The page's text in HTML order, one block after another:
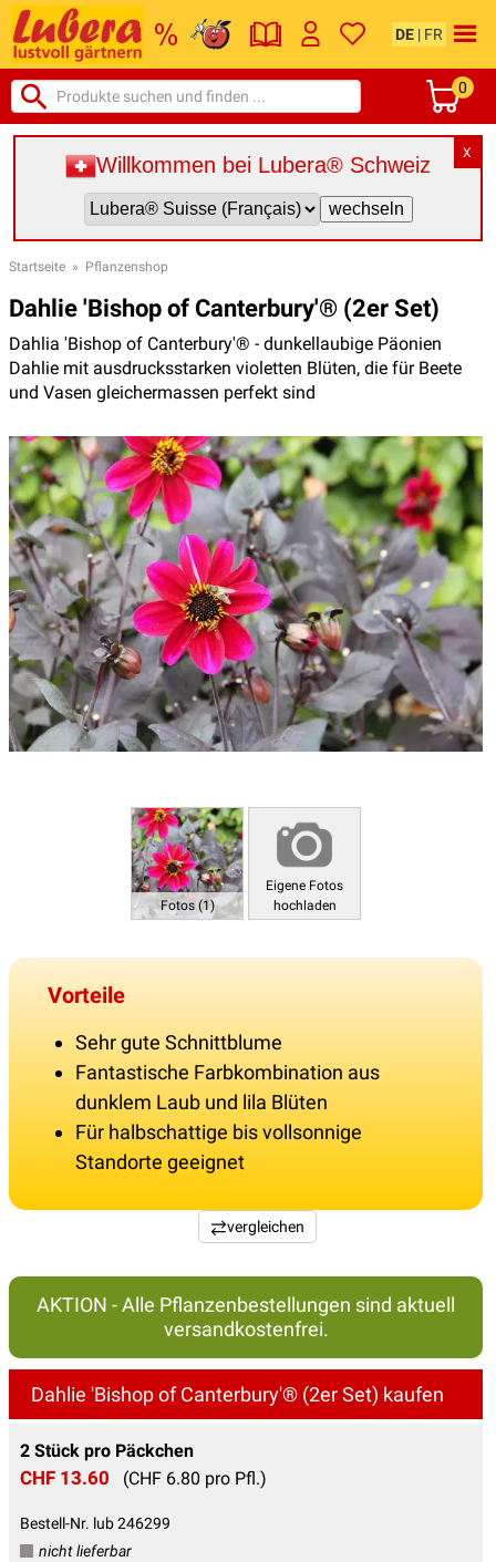
DE | FR
0
X
Willkommen bei Lubera® Schweiz
Startseite » Pflanzenshop
Dahlie 'Bishop of Canterbury'® (2er Set)
Dahlia 'Bishop of Canterbury'® - dunkellaubige Päonien
Dahlie mit ausdrucksstarken violetten Blüten, die für Beete
und Vasen gleichermassen perfekt sind
Fotos (1)
Eigene Fotos
hochladen
Vorteile
Sehr gute Schnittblume
Fantastische Farbkombination aus
dunklem Laub und lila Blüten
Für halbschattige bis vollsonnige
Standorte geeignet
vergleichen
AKTION - Alle Pflanzenbestellungen sind aktuell
versandkostenfrei.
Dahlie 'Bishop of Canterbury'® (2er Set) kaufen
2 Stück pro Päckchen
CHF 13.60 (CHF 6.80 pro Pfl.)
Bestell-Nr. lub 246299
nicht lieferbar